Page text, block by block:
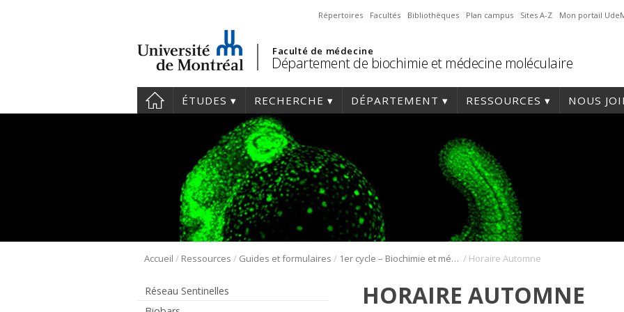
Répertoires Facultés Bibliothèques Plan campus Sites A-Z Mon portail
Faculté de médecine
Département de biochimie et médecine moléculaire
ÉTUDES RECHERCHE DÉPARTEMENT RESSOURCES NOUS
Accueil / Ressources / Guides et formulaires / 1er cycle – Biochimie et médecine moléculaire / Horaire Automne
Réseau Sentinelles
HORAIRE AUTOMNE